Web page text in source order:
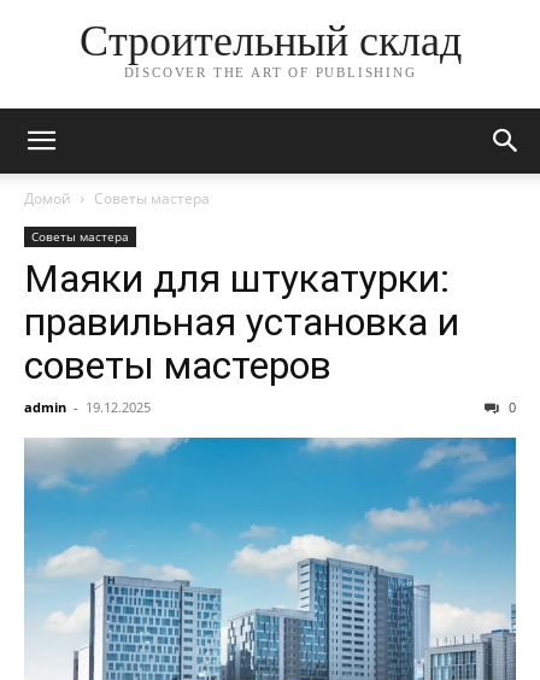
Строительный склад
DISCOVER THE ART OF PUBLISHING
Домой Советы мастера
Советы мастера
Маяки для штукатурки:
правильная установка и
советы мастеров
admin - 19.12.2025 0